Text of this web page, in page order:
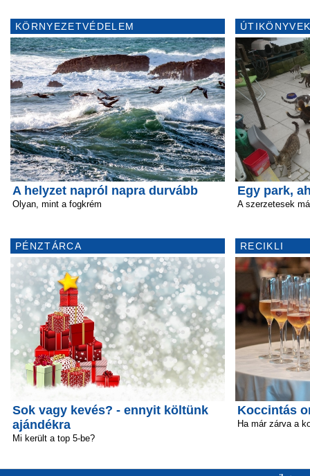
KÖRNYEZETVÉDELEM
A helyzet napról napra durvább
Olyan, mint a fogkrém
PÉNZTÁRCA
Sok vagy kevés? - ennyit költünk
ajándékra
Mi került a top 5-be?
Egy park,
A szerzetesek
RECIKLI
Koccintás
Ha már zárva a